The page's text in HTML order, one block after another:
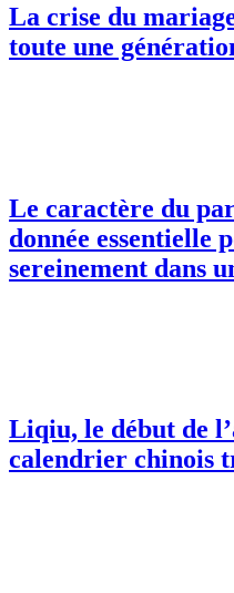
La crise du
toute une
Le caractère du
donnée essentielle
sereinement dans
Liqiu, le début de
calendrier chinois